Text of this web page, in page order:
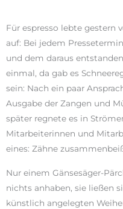
Für espresso lebte gestern
auf: Bei jedem
und dem daraus
einmal, da gab es
sein: Nach ein paar
Ausgabe der Zangen und
später regnete es in
Mitarbeiterinnen und
eines: Zähne
Nur einem Gänsesäger-
nichts anhaben, sie ließen
künstlich angelegten